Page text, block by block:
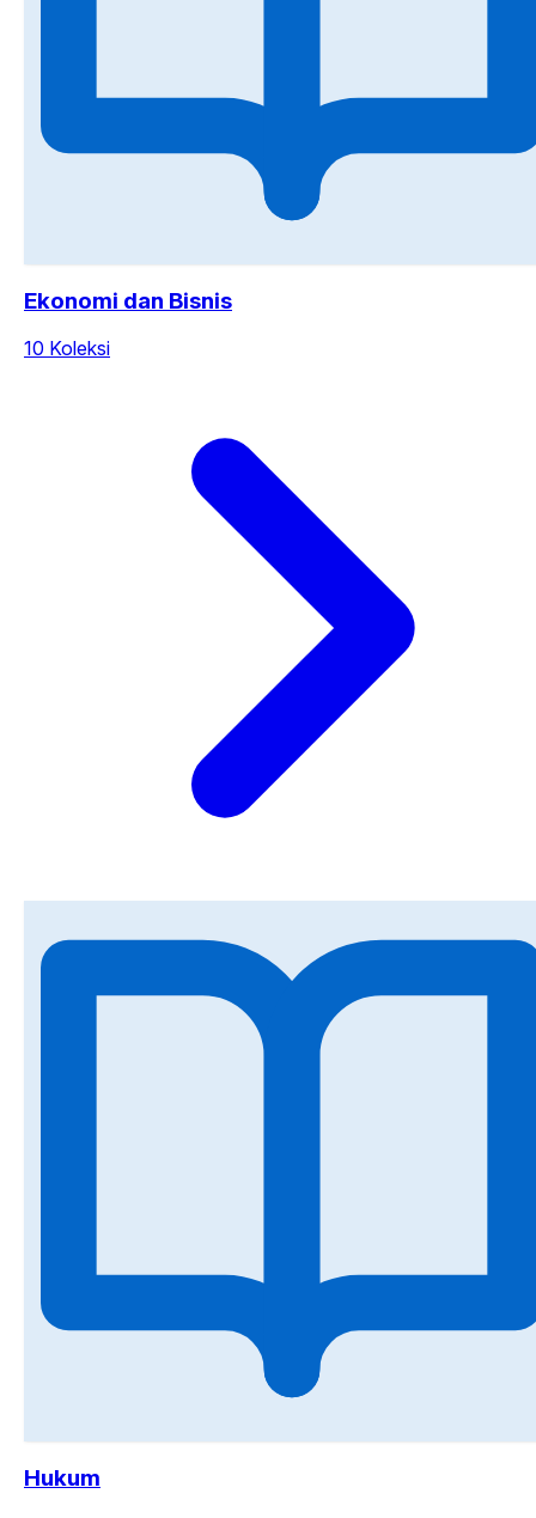
Ekonomi dan Bisnis
10 Koleksi
Hukum